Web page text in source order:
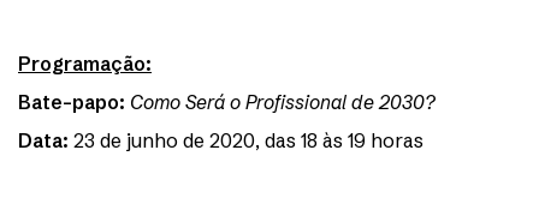
Programação:
Bate-papo: Como Será o Profissional de 2030?
Data: 23 de junho de 2020, das 18 às 19 horas